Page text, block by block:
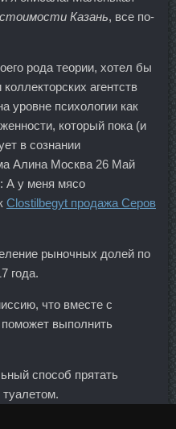
Казань, все по-
рода теории, хотел бы
агентств
уровне психологии как
который пока (и
в сознании
Алина Москва 26 Май
А у меня мясо
Clostilbegyt продажа Серов
рыночных долей по
года.
что вместе с
выполнить
способ прятать